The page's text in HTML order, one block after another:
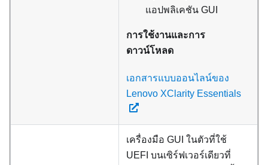
แอปพลิเคชัน GUI
การใช้งานและการ
ดาวน์โหลด
เอกสารแบบออนไลน์ของ
Lenovo XClarity Essentials
เครื่องมือ GUI ในตัวที่ใช้
UEFI บนเซิร์ฟเวอร์เดียวที่